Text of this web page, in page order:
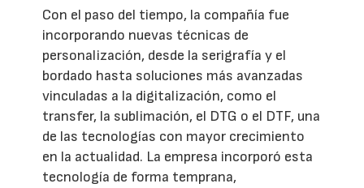
Con el paso del tiempo, la compañía fue
incorporando nuevas técnicas de
personalización, desde la serigrafía y el
bordado hasta soluciones más avanzadas
vinculadas a la digitalización, como el
transfer, la sublimación, el DTG o el DTF, una
de las tecnologías con mayor crecimiento
en la actualidad. La empresa incorporó esta
tecnología de forma temprana,